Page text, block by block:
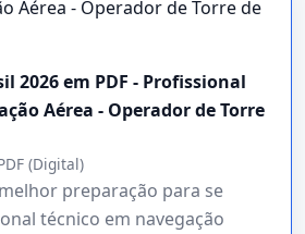
2026 em PDF - Profissional
Aérea - Operador de Torre
(Digital)
preparação para se
técnico em navegação